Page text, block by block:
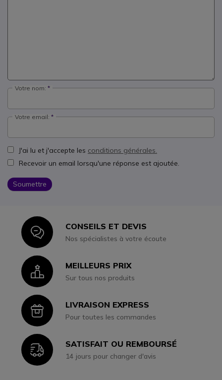
Votre nom:
Votre email:
J'ai lu et j'accepte les conditions générales.
Recevoir un email lorsqu'une réponse est ajoutée.
Soumettre
IconCONSEILS ET DEVIS
Nos spécialistes à votre écoute
IconMEILLEURS PRIX
Sur tous nos produits
IconLIVRAISON EXPRESS
Pour toutes les commandes
IconSATISFAIT OU REMBOURSÉ
14 jours pour changer d'avis